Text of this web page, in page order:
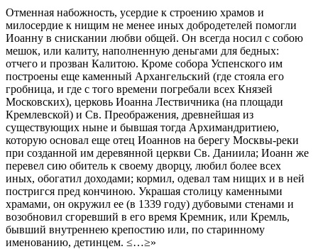
Отменная набожность, усердие к строению храмов и
милосердие к нищим не менее иных добродетелей помогли
Иоанну в снискании любви общей. Он всегда носил с собою
мешок, или калиту, наполненную деньгами для бедных:
отчего и прозван Калитою. Кроме собора Успенского им
построены еще каменный Архангельский (где стояла его
гробница, и где с того времени погребали всех Князей
Московских), церковь Иоанна Лествичника (на площади
Кремлевской) и Св. Преображения, древнейшая из
существующих ныне и бывшая тогда Архимандритиею,
которую основал еще отец Иоаннов на берегу Москвы-реки
при созданной им деревянной церкви Св. Даниила; Иоанн же
перевел сию обитель к своему дворцу, любил более всех
иных, обогатил доходами; кормил, одевал там нищих и в ней
постригся пред кончиною. Украшая столицу каменными
храмами, он окружил ее (в 1339 году) дубовыми стенами и
возобновил сгоревший в его время Кремник, или Кремль,
бывший внутреннею крепостию или, по старинному
именованию, детинцем. ≤…≥»